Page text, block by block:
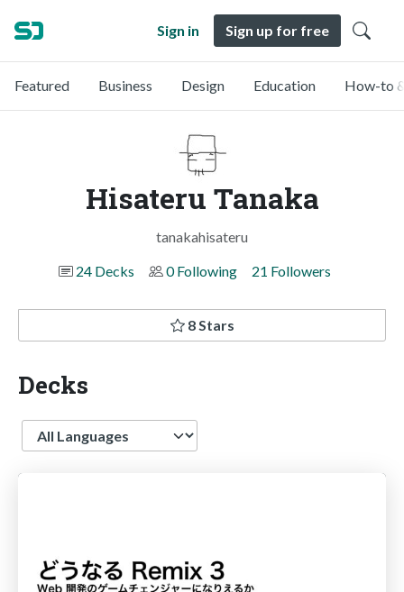
Sign in Sign up for free
Featured Business Design Education How-to
Hisateru Tanaka
tanakahisateru
24 Decks
0 Following 21 Followers
8 Stars
Decks
Language